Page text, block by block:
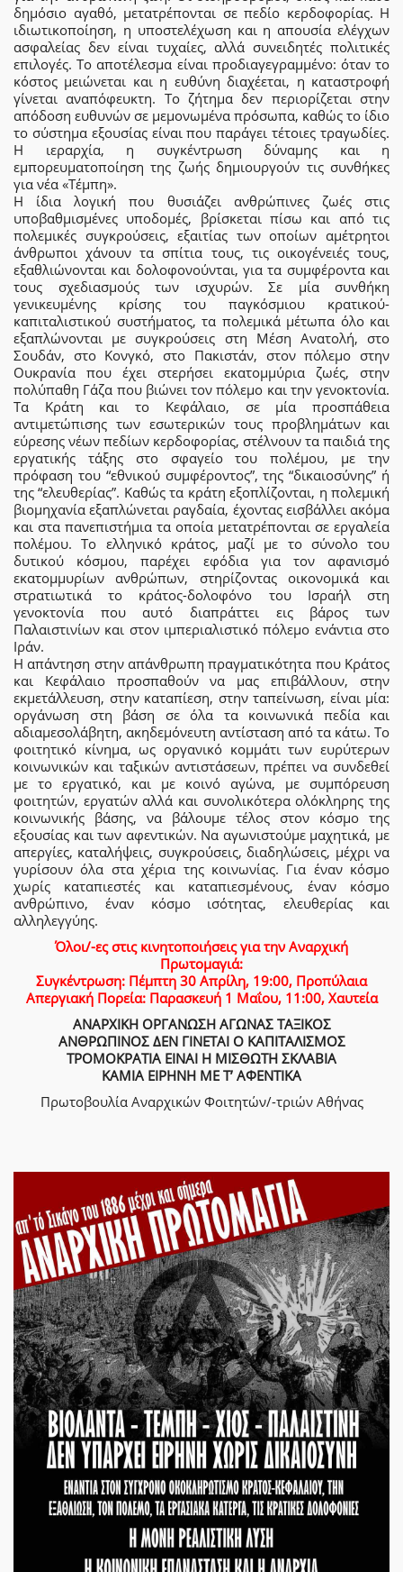
δημόσιο αγαθό, μετατρέπονται σε πεδίο κερδοφορίας. Η
ιδιωτικοποίηση, η υποστελέχωση και η απουσία ελέγχων
ασφαλείας δεν είναι τυχαίες, αλλά συνειδητές πολιτικές
επιλογές. Το αποτέλεσμα είναι προδιαγεγραμμένο: όταν το
κόστος μειώνεται και η ευθύνη διαχέεται, η καταστροφή
γίνεται αναπόφευκτη. Το ζήτημα δεν περιορίζεται στην
απόδοση ευθυνών σε μεμονωμένα πρόσωπα, καθώς το ίδιο
το σύστημα εξουσίας είναι που παράγει τέτοιες τραγωδίες.
Η ιεραρχία, η συγκέντρωση δύναμης και η
εμπορευματοποίηση της ζωής δημιουργούν τις συνθήκες
για νέα «Τέμπη».
Η ίδια λογική που θυσιάζει ανθρώπινες ζωές στις
υποβαθμισμένες υποδομές, βρίσκεται πίσω και από τις
πολεμικές συγκρούσεις, εξαιτίας των οποίων αμέτρητοι
άνθρωποι χάνουν τα σπίτια τους, τις οικογένειές τους,
εξαθλιώνονται και δολοφονούνται, για τα συμφέροντα και
τους σχεδιασμούς των ισχυρών. Σε μία συνθήκη
γενικευμένης κρίσης του παγκόσμιου κρατικού-
καπιταλιστικού συστήματος, τα πολεμικά μέτωπα όλο και
εξαπλώνονται με συγκρούσεις στη Μέση Ανατολή, στο
Σουδάν, στο Κονγκό, στο Πακιστάν, στον πόλεμο στην
Ουκρανία που έχει στερήσει εκατομμύρια ζωές, στην
πολύπαθη Γάζα που βιώνει τον πόλεμο και την γενοκτονία.
Τα Κράτη και το Κεφάλαιο, σε μία προσπάθεια
αντιμετώπισης των εσωτερικών τους προβλημάτων και
εύρεσης νέων πεδίων κερδοφορίας, στέλνουν τα παιδιά της
εργατικής τάξης στο σφαγείο του πολέμου, με την
πρόφαση του “εθνικού συμφέροντος”, της “δικαιοσύνης” ή
της “ελευθερίας”. Καθώς τα κράτη εξοπλίζονται, η πολεμική
βιομηχανία εξαπλώνεται ραγδαία, έχοντας εισβάλλει ακόμα
και στα πανεπιστήμια τα οποία μετατρέπονται σε εργαλεία
πολέμου. Το ελληνικό κράτος, μαζί με το σύνολο του
δυτικού κόσμου, παρέχει εφόδια για τον αφανισμό
εκατομμυρίων ανθρώπων, στηρίζοντας οικονομικά και
στρατιωτικά το κράτος-δολοφόνο του Ισραήλ στη
γενοκτονία που αυτό διαπράττει εις βάρος των
Παλαιστινίων και στον ιμπεριαλιστικό πόλεμο ενάντια στο
Ιράν.
Η απάντηση στην απάνθρωπη πραγματικότητα που Κράτος
και Κεφάλαιο προσπαθούν να μας επιβάλλουν, στην
εκμετάλλευση, στην καταπίεση, στην ταπείνωση, είναι μία:
οργάνωση στη βάση σε όλα τα κοινωνικά πεδία και
αδιαμεσολάβητη, ακηδεμόνευτη αντίσταση από τα κάτω. Το
φοιτητικό κίνημα, ως οργανικό κομμάτι των ευρύτερων
κοινωνικών και ταξικών αντιστάσεων, πρέπει να συνδεθεί
με το εργατικό, και με κοινό αγώνα, με συμπόρευση
φοιτητών, εργατών αλλά και συνολικότερα ολόκληρης της
κοινωνικής βάσης, να βάλουμε τέλος στον κόσμο της
εξουσίας και των αφεντικών. Να αγωνιστούμε μαχητικά, με
απεργίες, καταλήψεις, συγκρούσεις, διαδηλώσεις, μέχρι να
γυρίσουν όλα στα χέρια της κοινωνίας. Για έναν κόσμο
χωρίς καταπιεστές και καταπιεσμένους, έναν κόσμο
ανθρώπινο, έναν κόσμο ισότητας, ελευθερίας και
αλληλεγγύης.
Όλοι/-ες στις κινητοποιήσεις για την Αναρχική
Πρωτομαγιά:
Συγκέντρωση: Πέμπτη 30 Απρίλη, 19:00, Προπύλαια
Απεργιακή Πορεία: Παρασκευή 1 Μαΐου, 11:00, Χαυτεία
ΑΝΑΡΧΙΚΗ ΟΡΓΑΝΩΣΗ ΑΓΩΝΑΣ ΤΑΞΙΚΟΣ
ΑΝΘΡΩΠΙΝΟΣ ΔΕΝ ΓΙΝΕΤΑΙ Ο ΚΑΠΙΤΑΛΙΣΜΟΣ
ΤΡΟΜΟΚΡΑΤΙΑ ΕΙΝΑΙ Η ΜΙΣΘΩΤΗ ΣΚΛΑΒΙΑ
ΚΑΜΙΑ ΕΙΡΗΝΗ ΜΕ Τ’ ΑΦΕΝΤΙΚΑ
Πρωτοβουλία Αναρχικών Φοιτητών/-τριών Αθήνας